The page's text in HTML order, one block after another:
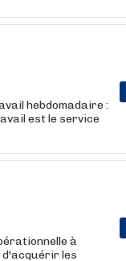
hebdomadaire :
est le service
à
les